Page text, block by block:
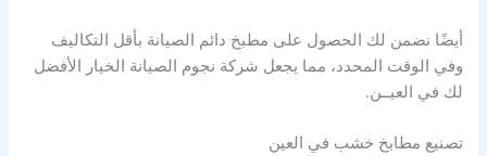
أيضًا نضمن لك الحصول على مطبخ دائم الصيانة بأقل التكاليف
وفي الوقت المحدد، مما يجعل شركة نجوم الصيانة الخيار الأفضل
لك في العيــن.
تصنيع مطابخ خشب في العين